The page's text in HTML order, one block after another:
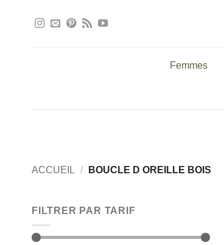
Femmes
ACCUEIL / BOUCLE D OREILLE BOIS
FILTRER PAR TARIF